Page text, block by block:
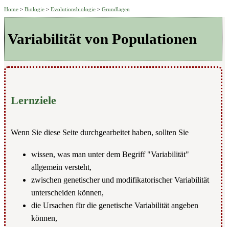
Home > Biologie > Evolutionsbiologie > Grundlagen
Variabilität von Populationen
Lernziele
Wenn Sie diese Seite durchgearbeitet haben, sollten Sie
wissen, was man unter dem Begriff "Variabilität"
allgemein versteht,
zwischen genetischer und modifikatorischer Variabilität
unterscheiden können,
die Ursachen für die genetische Variabilität angeben
können,